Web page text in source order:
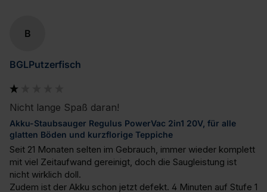
B
BGLPutzerfisch
Nicht lange Spaß daran!
Akku-Staubsauger Regulus PowerVac 2in1 20V, für alle
glatten Böden und kurzflorige Teppiche
Seit 21 Monaten selten im Gebrauch, immer wieder komplett
mit viel Zeitaufwand gereinigt, doch die Saugleistung ist
nicht wirklich doll.
Zudem ist der Akku schon jetzt defekt. 4 Minuten auf Stufe 1